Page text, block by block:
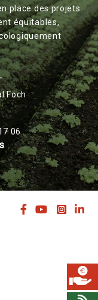
place des projets
équitables,
Foch
06